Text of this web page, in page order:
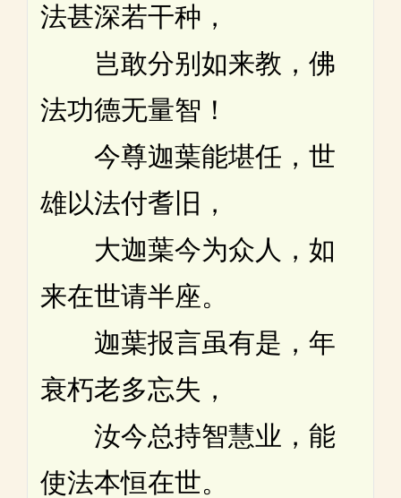
法甚深若干种，
岂敢分别如来教，佛
法功德无量智！
今尊迦葉能堪任，世
雄以法付耆旧，
大迦葉今为众人，如
来在世请半座。
迦葉报言虽有是，年
衰朽老多忘失，
汝今总持智慧业，能
使法本恒在世。